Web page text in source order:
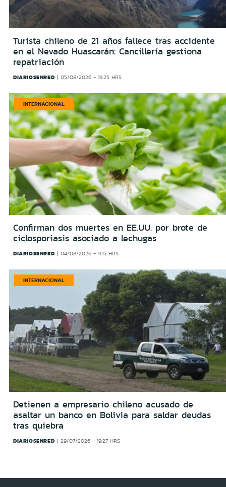
Turista chileno de 21 años fallece tras accidente
en el Nevado Huascarán: Cancillería gestiona
repatriación
DIARIOSENRED 05/08/2026 - 19:25 HRS
INTERNACIONAL
Confirman dos muertes en EE.UU. por brote de
ciclosporiasis asociado a lechugas
DIARIOSENRED 04/08/2026 - 11:15 HRS
INTERNACIONAL
Detienen a empresario chileno acusado de
asaltar un banco en Bolivia para saldar deudas
tras quiebra
DIARIOSENRED 29/07/2026 - 19:27 HRS